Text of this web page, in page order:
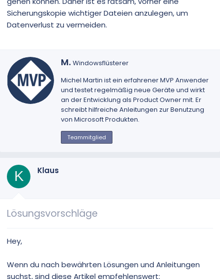
Sicherungskopie wichtiger Dateien anzulegen, um
Datenverlust zu vermeiden.
G
s
c
h
r
i
M. Windowsflüsterer
Michel Martin ist ein erfahrener MVP Anwender
und testet regelmäßig neue Geräte und wirkt
an der Entwicklung als Product Owner mit. Er
schreibt hilfreiche Anleitungen zur Benutzung
von Microsoft Produkten.
Teammitglied
K Klaus
Lösungsvorschläge
Hey,
Wenn du nach bewährten Lösungen und Anleitungen
suchst, sind diese Artikel empfehlenswert: